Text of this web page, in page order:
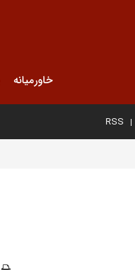
خاورمیانه
RSS